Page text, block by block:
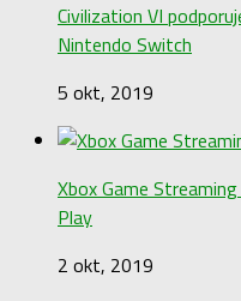
Civilization VI
Nintendo Switch
5 okt, 2019
Xbox Game
Play
2 okt, 2019